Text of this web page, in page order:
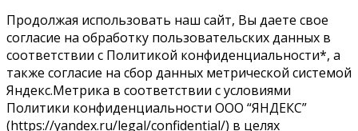
Продолжая использовать наш сайт, Вы даете свое
согласие на обработку пользовательских данных в
соответствии с Политикой конфиденциальности*, а
также согласие на сбор данных метрической системой
Яндекс.Метрика в соответствии с условиями
Политики конфиденциальности ООО “ЯНДЕКС”
(https://yandex.ru/legal/confidential/) в целях